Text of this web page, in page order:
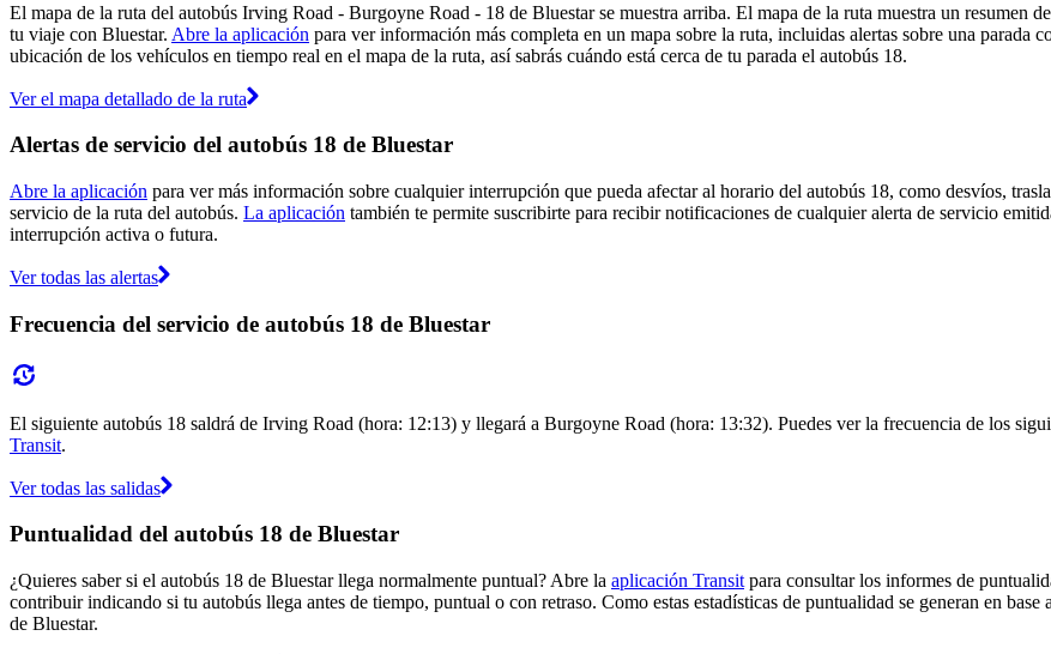
El mapa de la ruta del autobús Irving Road - Burgoyne Road - 18 de Bluestar se muestra arriba. El mapa de la ruta muestra un resumen
tu viaje con Bluestar. Abre la aplicación para ver información más completa en un mapa sobre la ruta, incluidas alertas sobre una parada
ubicación de los vehículos en tiempo real en el mapa de la ruta, así sabrás cuándo está cerca de tu parada el autobús 18.
Ver el mapa detallado de la ruta
Alertas de servicio del autobús 18 de Bluestar
Abre la aplicación para ver más información sobre cualquier interrupción que pueda afectar al horario del autobús 18, como desvíos,
servicio de la ruta del autobús. La aplicación también te permite suscribirte para recibir notificaciones de cualquier alerta de servicio
interrupción activa o futura.
Ver todas las alertas
Frecuencia del servicio de autobús 18 de Bluestar
El siguiente autobús 18 saldrá de Irving Road (hora: 12:13) y llegará a Burgoyne Road (hora: 13:32). Puedes ver la frecuencia de los
Transit.
Ver todas las salidas
Puntualidad del autobús 18 de Bluestar
¿Quieres saber si el autobús 18 de Bluestar llega normalmente puntual? Abre la aplicación Transit para consultar los informes de
contribuir indicando si tu autobús llega antes de tiempo, puntual o con retraso. Como estas estadísticas de puntualidad se generan en
de Bluestar.